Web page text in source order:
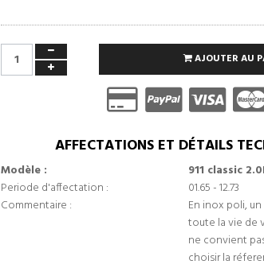
AJOUTER AU
AFFECTATIONS ET DÉTAILS
Modèle :
911 classic
Periode d'affectation :
01.65 - 12.73
Commentaire :
En inox poli,
toute la vie de
ne convient
choisir la